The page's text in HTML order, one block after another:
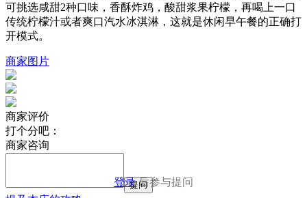
可挑选咸甜2种口味，香酥炸鸡，酸甜浆果柠檬，再喝上一口
传统柠檬汁或者爽口汽水冰淇淋，这就是休闲早午餐的正确打
开模式。
商家图片
商家评价
打个分吧：
商家咨询
登录后参与提问
提问